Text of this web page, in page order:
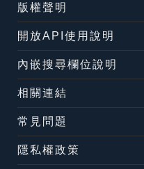
版權聲明
開放API使用說明
內嵌搜尋欄位說明
相關連結
常見問題
隱私權政策